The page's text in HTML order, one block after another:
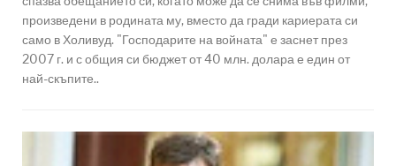
произведени в родината му, вместо да гради кариерата си
само в Холивуд. "Господарите на войната" е заснет през
2007 г. и с общия си бюджет от 40 млн. долара е един от
най-скъпите..